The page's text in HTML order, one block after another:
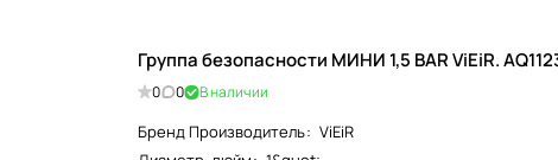
Группа безопасности МИНИ 1,5 BAR ViEiR.
0 0 В наличии
Бренд Производитель: ViEiR